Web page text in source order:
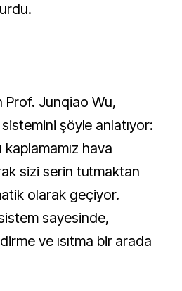
Prof. Junqiao Wu,
şöyle anlatıyor:
hava
sizi serin tutmaktan
olarak geçiyor.
sayesinde,
ve ısıtma bir arada